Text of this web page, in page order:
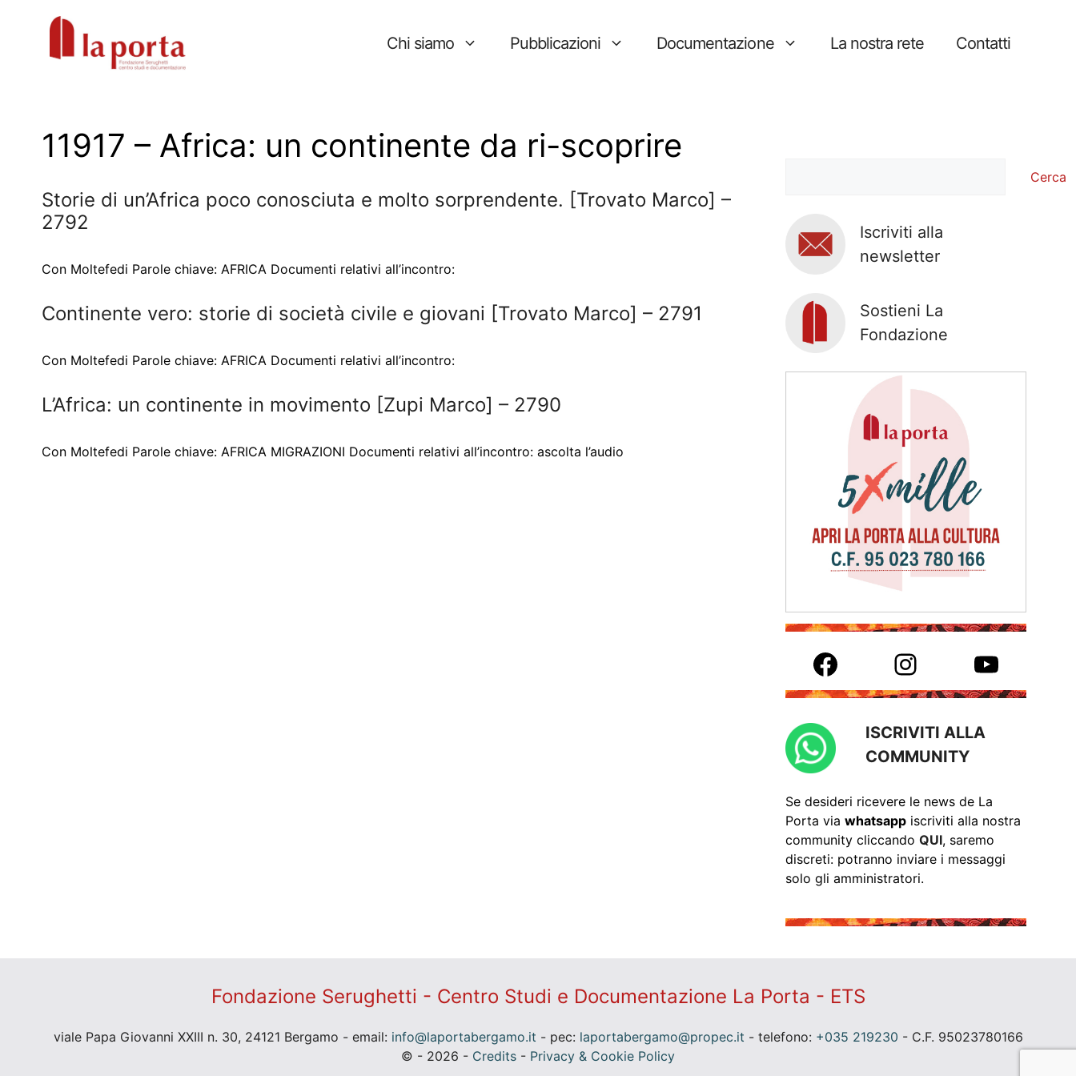
Chi siamo Pubblicazioni Documentazione La nostra rete Contatti
11917 – Africa: un continente da ri-scoprire
Storie di un’Africa poco conosciuta e molto sorprendente. [Trovato Marco] –
2792
Con Moltefedi Parole chiave: AFRICA Documenti relativi all’incontro:
Continente vero: storie di società civile e giovani [Trovato Marco] – 2791
Con Moltefedi Parole chiave: AFRICA Documenti relativi all’incontro:
L’Africa: un continente in movimento [Zupi Marco] – 2790
Con Moltefedi Parole chiave: AFRICA MIGRAZIONI Documenti relativi all’incontro: ascolta l’audio
Cerca
Iscriviti alla
newsletter
Sostieni La
Fondazione
Facebook Instagram YouTube
ISCRIVITI ALLA
COMMUNITY
Se desideri ricevere le news de La
Porta via whatsapp iscriviti alla nostra
community cliccando QUI, saremo
discreti: potranno inviare i messaggi
solo gli amministratori.
Fondazione Serughetti - Centro Studi e Documentazione La Porta - ETS
viale Papa Giovanni XXIII n. 30, 24121 Bergamo - email: info@laportabergamo.it - pec: laportabergamo@propec.it - telefono: +035 219230 - C.F. 95023780166
© - 2026 - Credits - Privacy & Cookie Policy